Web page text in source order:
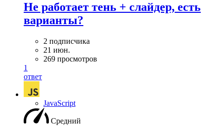
Не работает тень + слайдер, есть
варианты?
2 подписчика
21 июн.
269 просмотров
1
ответ
JavaScript
Средний